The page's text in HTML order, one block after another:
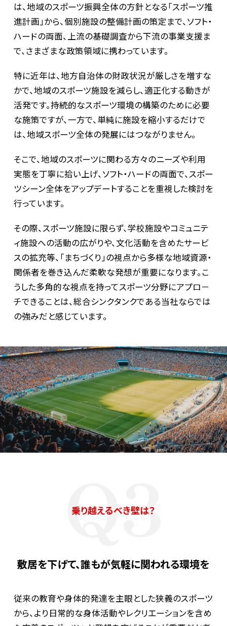
は、地域のスポーツ振興全体の方針となる「スポーツ推
進計画」から、個別施設の整備計画の策定まで、ソフト・
ハードの両面、上流の基礎調査から下流の事業支援ま
で、さまざまな政策領域に携わっています。
特に近年は、地方自治体の財政状況が厳しさを増すな
かで、地域のスポーツ施設を減らし、適正化する動きが
活発です。持続的なスポーツ環境の構築のために必要
な施策ですが、一方で、単純に施設を縮小するだけで
は、地域スポーツ全体の発展にはつながりません。
そこで、地域のスポーツに関わる方々のニーズや利用
実態を丁寧に拾い上げ、ソフト・ハードの両面で、スポー
ツシーン全体をアップデートすることを重視した検討を
行っています。
その際、スポーツ施設に限らず、学校施設やコミュニテ
ィ施設への活動の広がりや、文化活動を含めたサービ
スの拡充等、「まちづくり」の視点から多様な地域資源・
関係者を巻き込んだ柔軟な発想が重要になります。こ
うした多角的な視点を持ってスポーツ分野にアプロ－
チできることは、総合シンクタンクである当社ならでは
の強みだと感じています。
Q3
乗り越えるべき壁は？
敷居を下げて、誰もが気軽に関われる環境を
従来の教育や身体的発達を主眼とした狭義のスポーツ
から、より日常的な身体活動やレクリエーションを含め